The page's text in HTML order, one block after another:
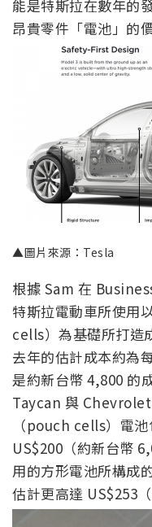
能是特斯拉在數年的
昂貴零件「電池」的
▲圖片來源：Tesla
根據 Sam 在
特斯拉電動車所使用
cells）為基礎所打造
去年的估計成本約為
是約新台幣 4,800 的
Taycan 與
（pouch cells）電
US$200（約新台幣
用的方形電池所構成
估計更高達 US$253